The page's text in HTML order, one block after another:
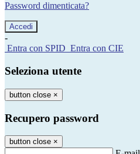
Password dimenticata?
-
Entra con SPID Entra con CIE
Seleziona utente
button close ×
Recupero password
button close ×